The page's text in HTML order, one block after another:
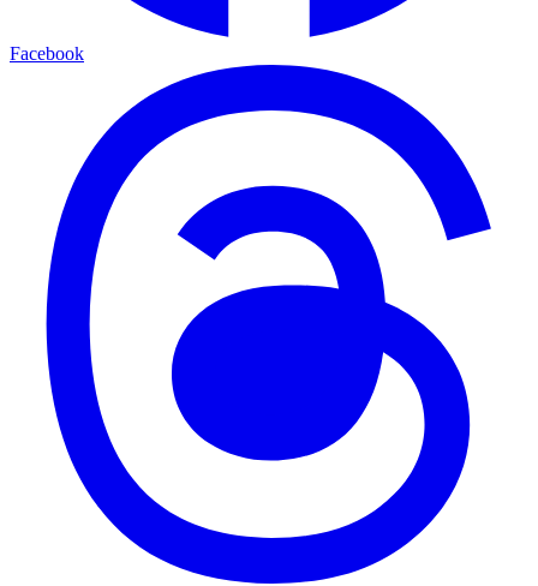
Facebook